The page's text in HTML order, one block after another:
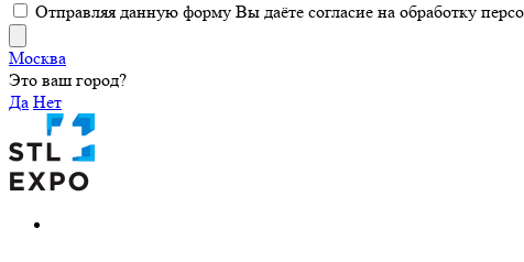
Отправляя данную форму Вы даёте согласие на обработку
Москва
Это ваш город?
Да Нет